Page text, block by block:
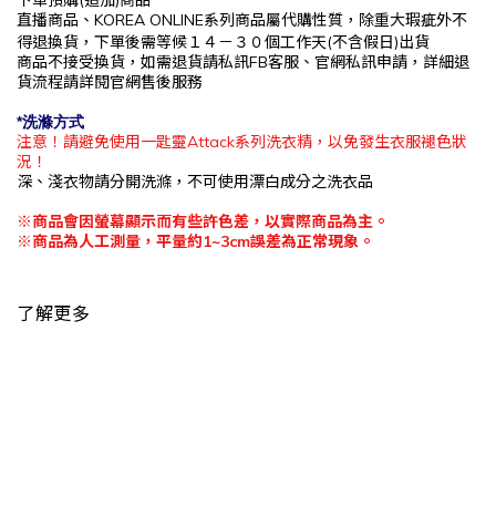
直播商品、KOREA ONLINE系列商品屬代購性質，除重大瑕疵外不
得退換貨，下單後需等候１４－３０個工作天(不含假日)出貨
商品不接受換貨，如需退貨請私訊FB客服、官網私訊申請，詳細退
貨流程請詳閱官網售後服務
*洗滌方式
注意！請避免使用一匙靈Attack系列洗衣精，以免發生衣服褪色狀
況！
深、淺衣物請分開洗滌，不可使用漂白成分之洗衣品
※商品會因螢幕顯示而有些許色差，以實際商品為主。
※商品為人工測量，平量約1~3cm誤差為正常現象。
了解更多